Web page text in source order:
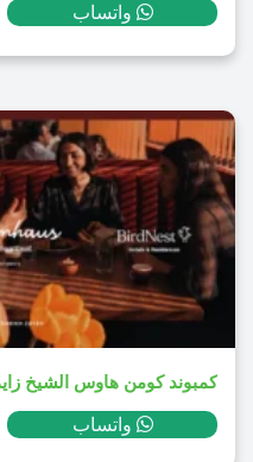
واتساب
واتساب